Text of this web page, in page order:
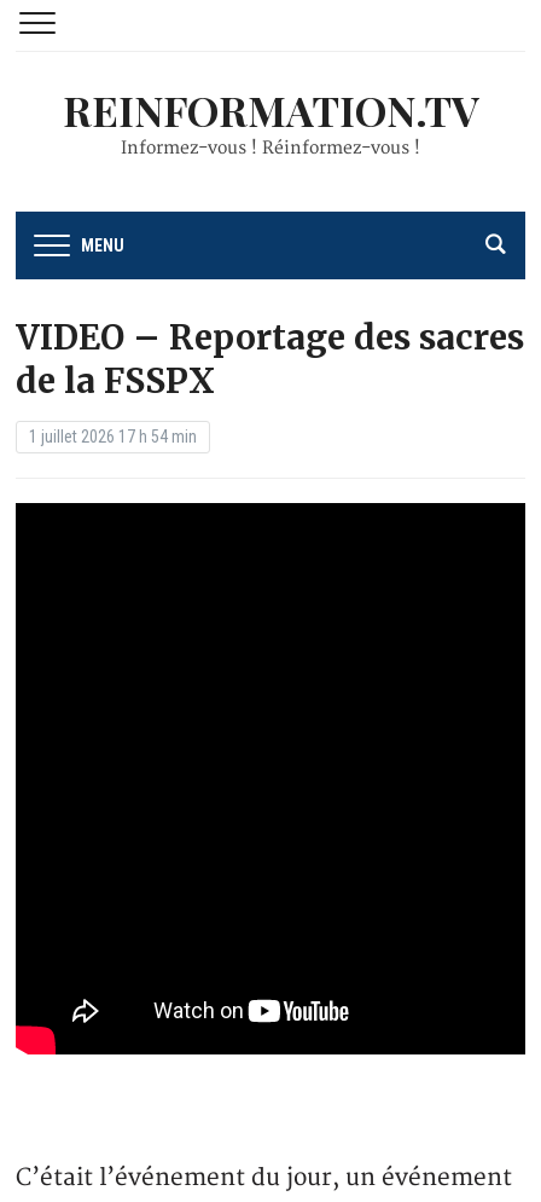
REINFORMATION.TV
Informez-vous ! Réinformez-vous !
MENU
VIDEO – Reportage des sacres
de la FSSPX
1 juillet 2026 17 h 54 min
C’était l’événement du jour, un événement